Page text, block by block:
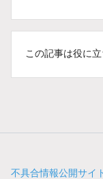
この記事は役に
不具合情報公開サイ